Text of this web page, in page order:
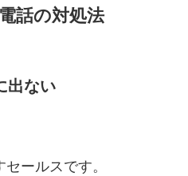
話の対処法
出ない
ールスです。